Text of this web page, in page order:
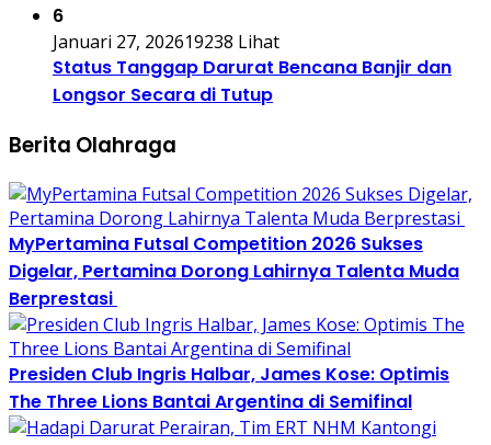
6
Januari 27, 202619238 Lihat
Status Tanggap Darurat Bencana Banjir dan
Longsor Secara di Tutup
Berita Olahraga
MyPertamina Futsal Competition 2026 Sukses
Digelar, Pertamina Dorong Lahirnya Talenta Muda
Berprestasi
Presiden Club Ingris Halbar, James Kose: Optimis
The Three Lions Bantai Argentina di Semifinal